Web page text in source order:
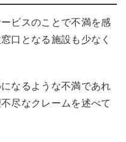
ビスのことで不満を感
口となる施設も少なく
なる ような不満であれ
尽なクレームを述べて